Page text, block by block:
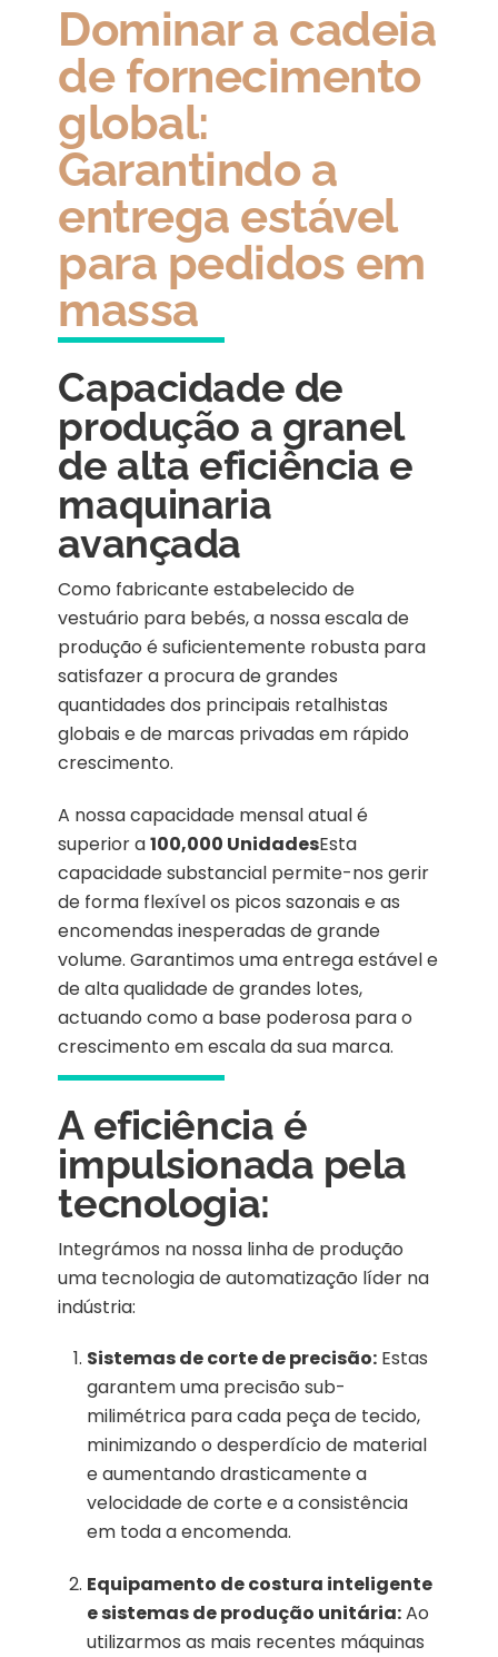
Dominar a cadeia
de fornecimento
global:
Garantindo a
entrega estável
para pedidos em
massa
Capacidade de
produção a granel
de alta eficiência e
maquinaria
avançada
Como fabricante estabelecido de
vestuário para bebés, a nossa escala de
produção é suficientemente robusta para
satisfazer a procura de grandes
quantidades dos principais retalhistas
globais e de marcas privadas em rápido
crescimento.
A nossa capacidade mensal atual é
superior a100,000 UnidadesEsta
capacidade substancial permite-nos gerir
de forma flexível os picos sazonais e as
encomendas inesperadas de grande
volume. Garantimos uma entrega estável e
de alta qualidade de grandes lotes,
actuando como a base poderosa para o
crescimento em escala da sua marca.
A eficiência é
impulsionada pela
tecnologia:
Integrámos na nossa linha de produção
uma tecnologia de automatização líder na
indústria:
Sistemas de corte de precisão: Estas
garantem uma precisão sub-
milimétrica para cada peça de tecido,
minimizando o desperdício de material
e aumentando drasticamente a
velocidade de corte e a consistência
em toda a encomenda.
Equipamento de costura inteligente
e sistemas de produção unitária:Ao
utilizarmos as mais recentes máquinas